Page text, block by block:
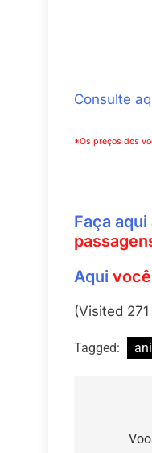
Consulte
*Os preços dos
Faça aqui
Aqui
(Visited
Tagged: